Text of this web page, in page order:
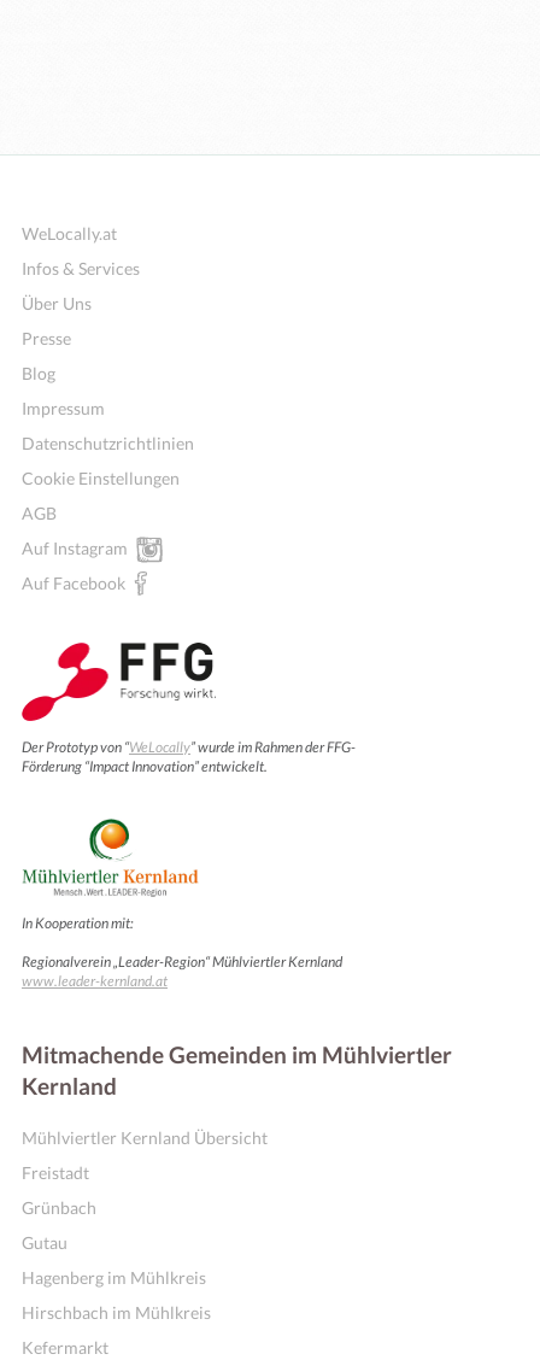
Fitness, Yoga und Co
Kennenlernen & Vernetzen
WeLocally.at
Infos & Services
Über Uns
Presse
Blog
Impressum
Datenschutzrichtlinien
Cookie Einstellungen
AGB
Auf Instagram
Auf Facebook
Der Prototyp von “WeLocally” wurde im Rahmen der FFG-
Förderung “Impact Innovation” entwickelt.
In Kooperation mit:
Regionalverein „Leader-Region“ Mühlviertler Kernland
www.leader-kernland.at
Mitmachende Gemeinden im Mühlviertler
Kernland
Mühlviertler Kernland Übersicht
Freistadt
Grünbach
Gutau
Hagenberg im Mühlkreis
Hirschbach im Mühlkreis
Kefermarkt